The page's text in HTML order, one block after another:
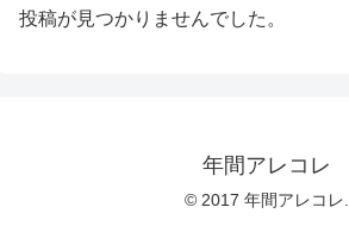
投稿が見つかりませんでした。
年間アレコレ
© 2017 年間アレコレ.